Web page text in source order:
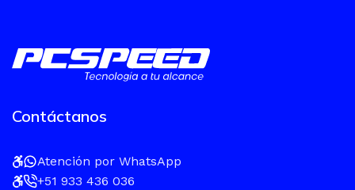
Contáctanos
Atención por WhatsApp
+51 933 436 036